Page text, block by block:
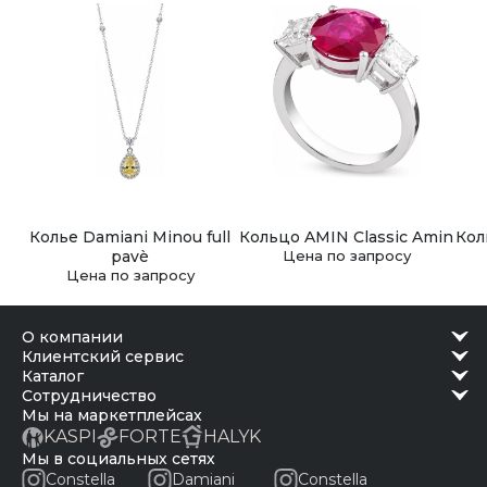
Колье Damiani Minou full
pavè
Цена по запросу
Кольцо AMIN Classic Amin
Цена по запросу
о компании
клиентский сервис
каталог
сотрудничество
Мы на маркетплейсах
KASPI FORTE HALYK
Мы в социальных сетях
Constella
Damiani Constella